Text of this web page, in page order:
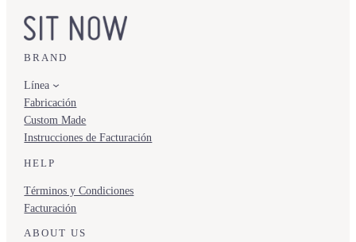
BRAND
Línea
Fabricación
Custom Made
Instrucciones de Facturación
HELP
Términos y Condiciones
Facturación
ABOUT US